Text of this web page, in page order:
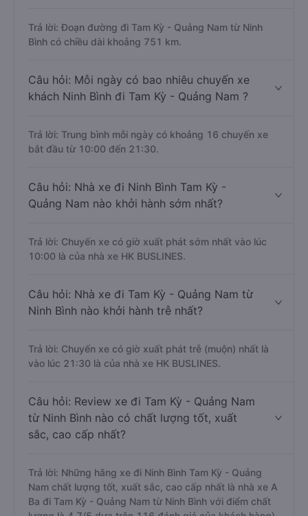
Trả lời: Đoạn đường đi Tam Kỳ - Quảng Nam từ Ninh
Bình có chiều dài khoảng 751 km.
Câu hỏi: Mỗi ngày có bao nhiêu chuyến xe
khách Ninh Bình đi Tam Kỳ - Quảng Nam ?
Trả lời: Trung bình mỗi ngày có khoảng 16 chuyến xe
bắt đầu từ 10:00 đến 21:30.
Câu hỏi: Nhà xe đi Ninh Bình Tam Kỳ -
Quảng Nam nào khởi hành sớm nhất?
Trả lời: Chuyến xe có giờ xuất phát sớm nhất vào lúc
10:00 là của nhà xe HK BUSLINES.
Câu hỏi: Nhà xe đi Tam Kỳ - Quảng Nam từ
Ninh Bình nào khởi hành trễ nhất?
Trả lời: Chuyến xe có giờ xuất phát trễ (muộn) nhất là
vào lúc 21:30 là của nhà xe HK BUSLINES.
Câu hỏi: Review xe đi Tam Kỳ - Quảng Nam
từ Ninh Bình nào có chất lượng tốt, xuất
sắc, cao cấp nhất?
Trả lời: Những hãng xe đi Ninh Bình Tam Kỳ - Quảng
Nam chất lượng tốt, xuất sắc, cao cấp nhất là nhà xe A
Ba đi Tam Kỳ - Quảng Nam từ Ninh Bình với điểm chất